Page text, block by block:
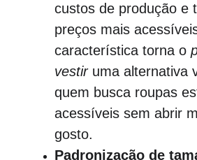
custos de produção e
preços mais
característica torna o
vestir uma alternativa
quem busca roupas
acessíveis sem abrir
gosto.
Padronização de